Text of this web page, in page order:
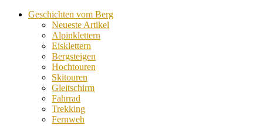
Geschichten vom Berg
Neueste Artikel
Alpinklettern
Eisklettern
Bergsteigen
Hochtouren
Skitouren
Gleitschirm
Fahrrad
Trekking
Fernweh